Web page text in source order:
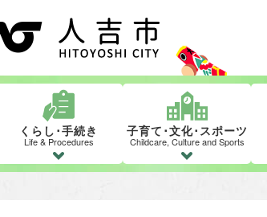
くらし･手続き
Life & Procedures
子育て･文化･スポーツ
Childcare, Culture and Sports